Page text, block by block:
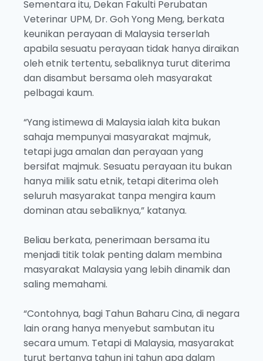
Sementara itu, Dekan Fakulti Perubatan
Veterinar UPM, Dr. Goh Yong Meng, berkata
keunikan perayaan di Malaysia terserlah
apabila sesuatu perayaan tidak hanya diraikan
oleh etnik tertentu, sebaliknya turut diterima
dan disambut bersama oleh masyarakat
pelbagai kaum.
“Yang istimewa di Malaysia ialah kita bukan
sahaja mempunyai masyarakat majmuk,
tetapi juga amalan dan perayaan yang
bersifat majmuk. Sesuatu perayaan itu bukan
hanya milik satu etnik, tetapi diterima oleh
seluruh masyarakat tanpa mengira kaum
dominan atau sebaliknya,” katanya.
Beliau berkata, penerimaan bersama itu
menjadi titik tolak penting dalam membina
masyarakat Malaysia yang lebih dinamik dan
saling memahami.
“Contohnya, bagi Tahun Baharu Cina, di negara
lain orang hanya menyebut sambutan itu
secara umum. Tetapi di Malaysia, masyarakat
turut bertanya tahun ini tahun apa dalam